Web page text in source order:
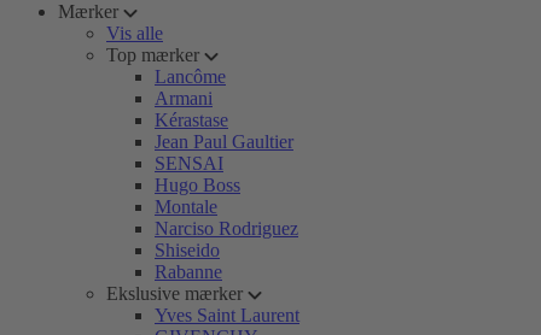
Mærker
Vis alle
Top mærker
Lancôme
Armani
Kérastase
Jean Paul Gaultier
SENSAI
Hugo Boss
Montale
Narciso Rodriguez
Shiseido
Rabanne
Ekslusive mærker
Yves Saint Laurent